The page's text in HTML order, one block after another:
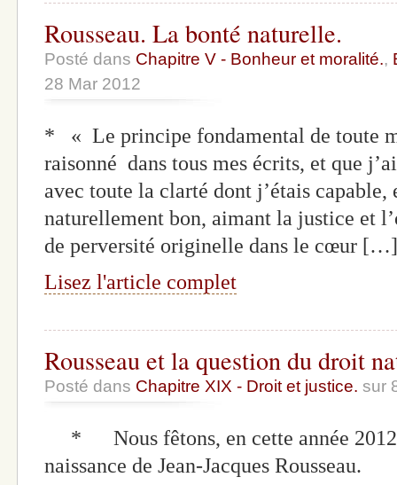
Rousseau. La bonté naturelle.
Posté dans Chapitre V - Bonheur et moralité.,
28 Mar 2012
* « Le principe fondamental de toute
raisonné dans tous mes écrits, et que
avec toute la clarté dont j’étais capable,
naturellement bon, aimant la justice et
de perversité originelle dans le cœur […]
Lisez l'article complet
Rousseau et la question du droit
Posté dans Chapitre XIX - Droit et justice. sur
* Nous fêtons, en cette année
naissance de Jean-Jacques